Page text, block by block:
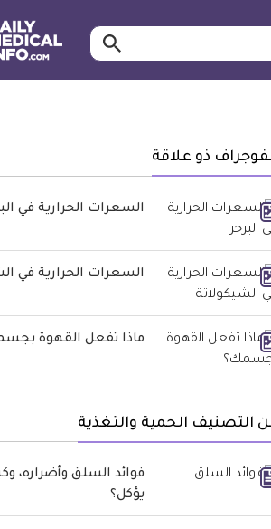
ابحث…
ذو علاقة
السعرات الحرارية في
السعرات الحرارية في
ماذا تفعل القهوة
التصنيف الحمية والتغذية
فوائد السلق وأضراره،
يؤكل؟